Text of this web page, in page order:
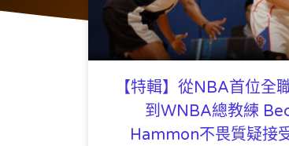
【特輯】從NBA首位全
到WNBA總教練
Hammon不畏質疑接